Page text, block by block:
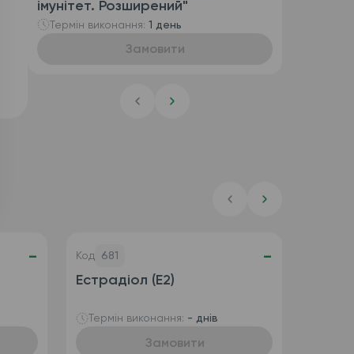
імунітет. Розширений"
Термін виконання: 1 день
Замовити
- Код 681 -
Естрадіол (E2)
Термін виконання: - днів
Замовити